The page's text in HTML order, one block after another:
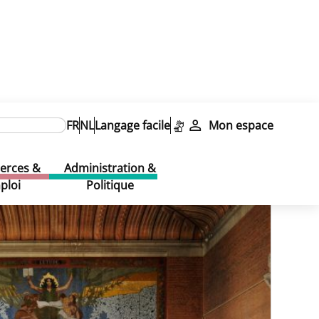
FRNLLangage facile Mon espace
&
Administration &
Politique
[NL]
[NL]